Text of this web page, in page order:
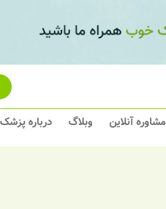
مشاوره آنلاین وبلاگ درباره